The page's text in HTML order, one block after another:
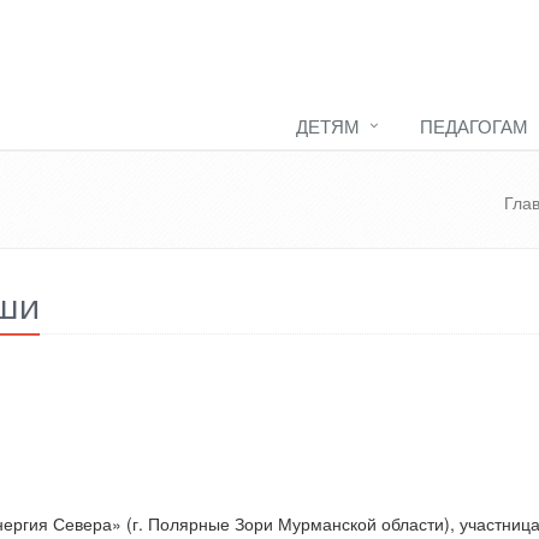
ДЕТЯМ ПЕДАГОГАМ
Севера» (г. Полярные Зори Мурманской области),